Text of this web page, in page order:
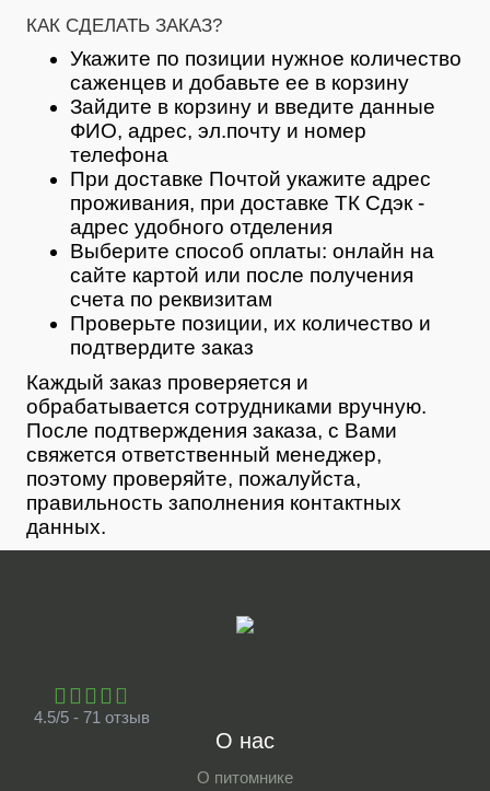
КАК СДЕЛАТЬ ЗАКАЗ?
Укажите по позиции нужное количество
саженцев и добавьте ее в корзину
Зайдите в корзину и введите данные
ФИО, адрес, эл.почту и номер
телефона
При доставке Почтой укажите адрес
проживания, при доставке ТК Сдэк -
адрес удобного отделения
Выберите способ оплаты: онлайн на
сайте картой или после получения
счета по реквизитам
Проверьте позиции, их количество и
подтвердите заказ
Каждый заказ проверяется и
обрабатывается сотрудниками вручную.
После подтверждения заказа, с Вами
свяжется ответственный менеджер,
поэтому проверяйте, пожалуйста,
правильность заполнения контактных
данных.
4.5/5 - 71 отзыв
О нас
О питомнике